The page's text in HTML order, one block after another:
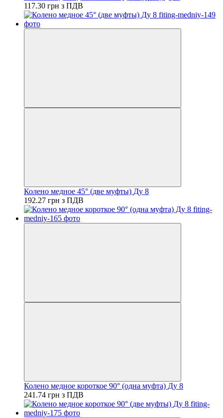
117.30 грн з ПДВ
Колено медное 45° (две муфты) Ду 8
192.27 грн з ПДВ
Колено медное короткое 90° (одна муфта) Ду 8
241.74 грн з ПДВ